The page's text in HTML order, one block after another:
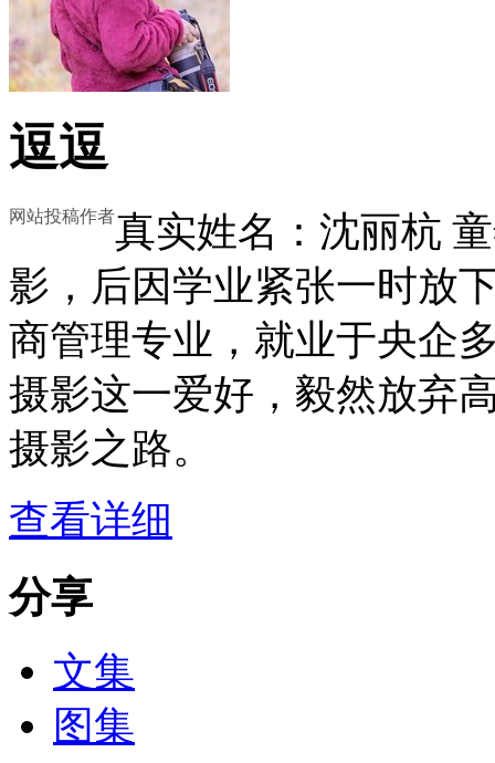
逗逗
网站投稿作者真实姓名：沈丽杭
影，后因学业紧张一时放
商管理专业，就业于央企
摄影这一爱好，毅然放弃
摄影之路。
查看详细
分享
文集
图集